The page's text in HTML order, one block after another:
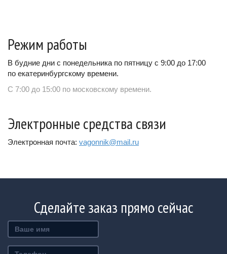
Режим работы
В будние дни с понедельника по пятницу с 9:00 до 17:00
по екатеринбургскому времени.
С 7:00 до 15:00 по московскому времени.
Электронные средства связи
Электронная почта: vagonnik@mail.ru
Сделайте заказ прямо сейчас